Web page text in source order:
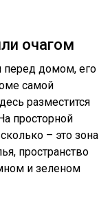
очагом
перед домом, его
самой
разместится
просторной
– это зона
пространство
и зеленом